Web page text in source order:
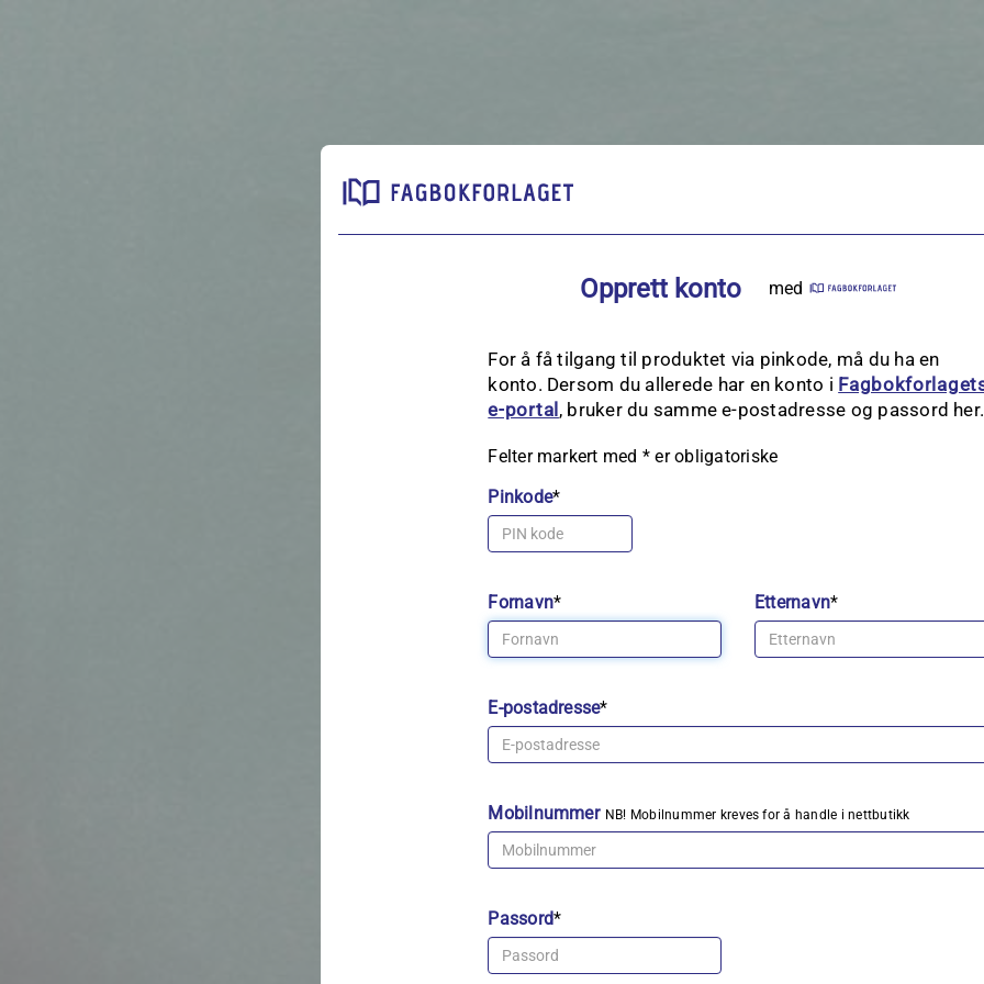
Opprett konto med
For å få tilgang til produktet via pinkode, må du ha en
konto. Dersom du allerede har en konto i
e‑portal, bruker du samme e-postadresse og passord her.
Felter markert med * er obligatoriske
Pinkode*
Fornavn* Etternavn*
E-postadresse*
Mobilnummer NB! Mobilnummer kreves for å handle i nettbutikk
Passord*